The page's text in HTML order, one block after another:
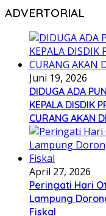
ADVERTORIAL
Juni 19, 2026
DIDUGA ADA
KEPALA DISDIK
CURANG AKAN
April 27, 2026
Peringati Hari
Lampung
Fiskal